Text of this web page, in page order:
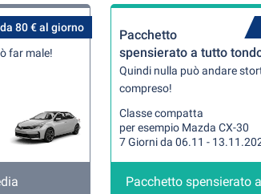
80 € al giorno
far male!
Pacchetto
spensierato a tutto
Quindi nulla può andare
compreso!
Classe compatta
per esempio Mazda CX-30
7 Giorni da 06.11 -
Pacchetto spensierato